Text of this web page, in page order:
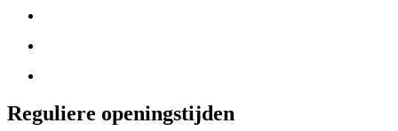
Reguliere openingstijden